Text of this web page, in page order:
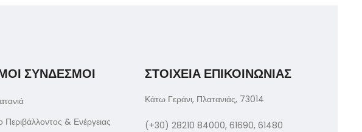
ΣΥΝΔΕΣΜΟΙ
Περιβάλλοντος & Ενέργειας
ΣΤΟΙΧΕΙΑ ΕΠΙΚΟΙΝΩΝΙΑΣ
Κάτω Γεράνι, Πλατανιάς, 73014
(+30) 28210 84000, 61690, 61480